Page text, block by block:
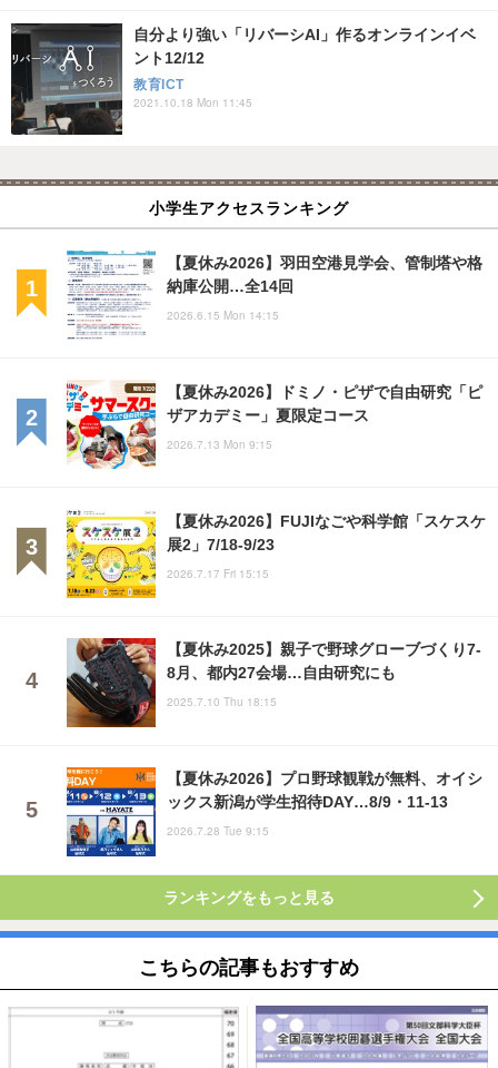
自分より強い「リバーシAI」作るオンラインイベ
ント12/12
教育ICT
2021.10.18 Mon 11:45
小学生アクセスランキング
【夏休み2026】羽田空港見学会、管制塔や格
納庫公開…全14回
2026.6.15 Mon 14:15
【夏休み2026】ドミノ・ピザで自由研究「ピ
ザアカデミー」夏限定コース
2026.7.13 Mon 9:15
【夏休み2026】FUJIなごや科学館「スケスケ
展2」7/18-9/23
2026.7.17 Fri 15:15
【夏休み2025】親子で野球グローブづくり7-
8月、都内27会場…自由研究にも
2025.7.10 Thu 18:15
【夏休み2026】プロ野球観戦が無料、オイシ
ックス新潟が学生招待DAY…8/9・11-13
2026.7.28 Tue 9:15
ランキングをもっと見る
こちらの記事もおすすめ